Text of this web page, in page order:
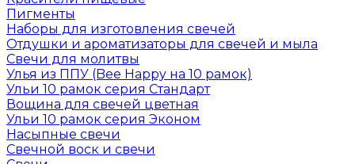
Пигменты
Наборы для изготовления свечей
Отдушки и ароматизаторы для свечей и мыла
Свечи для молитвы
Улья из ППУ (Bee Happy на 10 рамок)
Ульи 10 рамок серия Стандарт
Вощина для свечей цветная
Ульи 10 рамок серия Эконом
Насыпные свечи
Свечной воск и свечи